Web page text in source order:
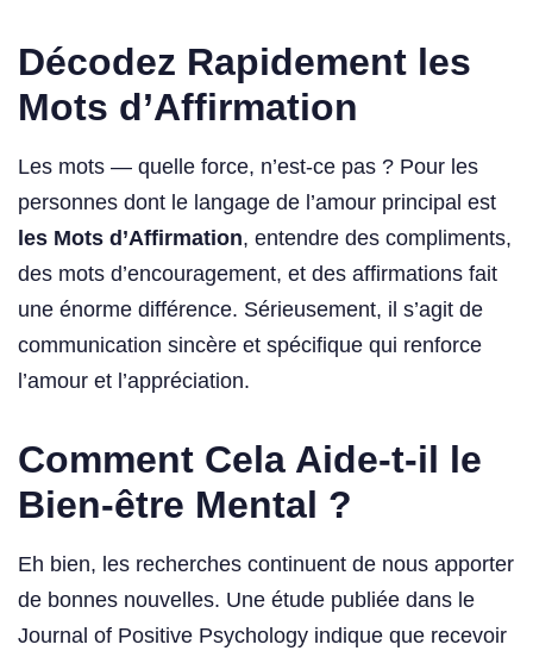
Décodez Rapidement les
Mots d’Affirmation
Les mots — quelle force, n’est-ce pas ? Pour les
personnes dont le langage de l’amour principal est
les Mots d’Affirmation, entendre des compliments,
des mots d’encouragement, et des affirmations fait
une énorme différence. Sérieusement, il s’agit de
communication sincère et spécifique qui renforce
l’amour et l’appréciation.
Comment Cela Aide-t-il le
Bien-être Mental ?
Eh bien, les recherches continuent de nous apporter
de bonnes nouvelles. Une étude publiée dans le
Journal of Positive Psychology indique que recevoir